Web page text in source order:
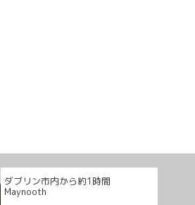
ダブリン市内から約1時間
Maynooth